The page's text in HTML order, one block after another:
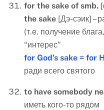
for the sake of smb.
the sake [Дэ-сэик] –
(т.е. получение
“интерес”
for God’s sake = for
ради всего святого
to have somebody
иметь кого-то рядом